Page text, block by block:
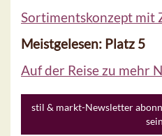
Sortimentskonzept mit
Meistgelesen: Platz 5
Auf der Reise zu mehr
stil & markt-Newsletter